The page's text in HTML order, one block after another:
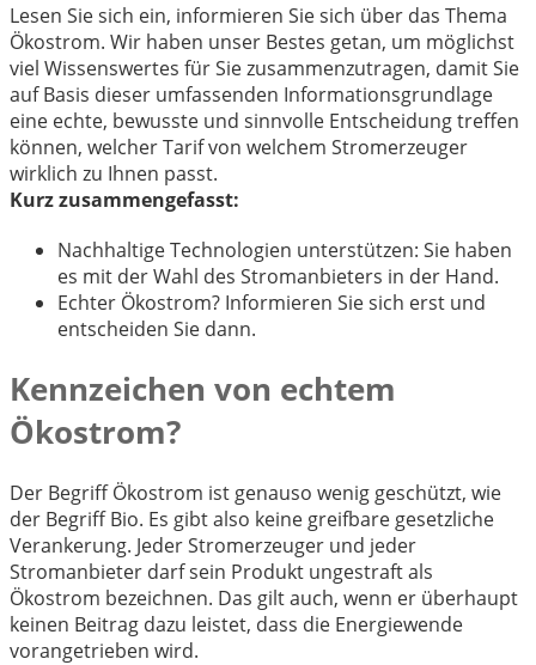
Lesen Sie sich ein, informieren Sie sich über das Thema
Ökostrom. Wir haben unser Bestes getan, um möglichst
viel Wissenswertes für Sie zusammenzutragen, damit Sie
auf Basis dieser umfassenden Informationsgrundlage
eine echte, bewusste und sinnvolle Entscheidung treffen
können, welcher Tarif von welchem Stromerzeuger
wirklich zu Ihnen passt.
Kurz zusammengefasst:
Nachhaltige Technologien unterstützen: Sie haben
es mit der Wahl des Stromanbieters in der Hand.
Echter Ökostrom? Informieren Sie sich erst und
entscheiden Sie dann.
Kennzeichen von echtem
Ökostrom?
Der Begriff Ökostrom ist genauso wenig geschützt, wie
der Begriff Bio. Es gibt also keine greifbare gesetzliche
Verankerung. Jeder Stromerzeuger und jeder
Stromanbieter darf sein Produkt ungestraft als
Ökostrom bezeichnen. Das gilt auch, wenn er überhaupt
keinen Beitrag dazu leistet, dass die Energiewende
vorangetrieben wird.